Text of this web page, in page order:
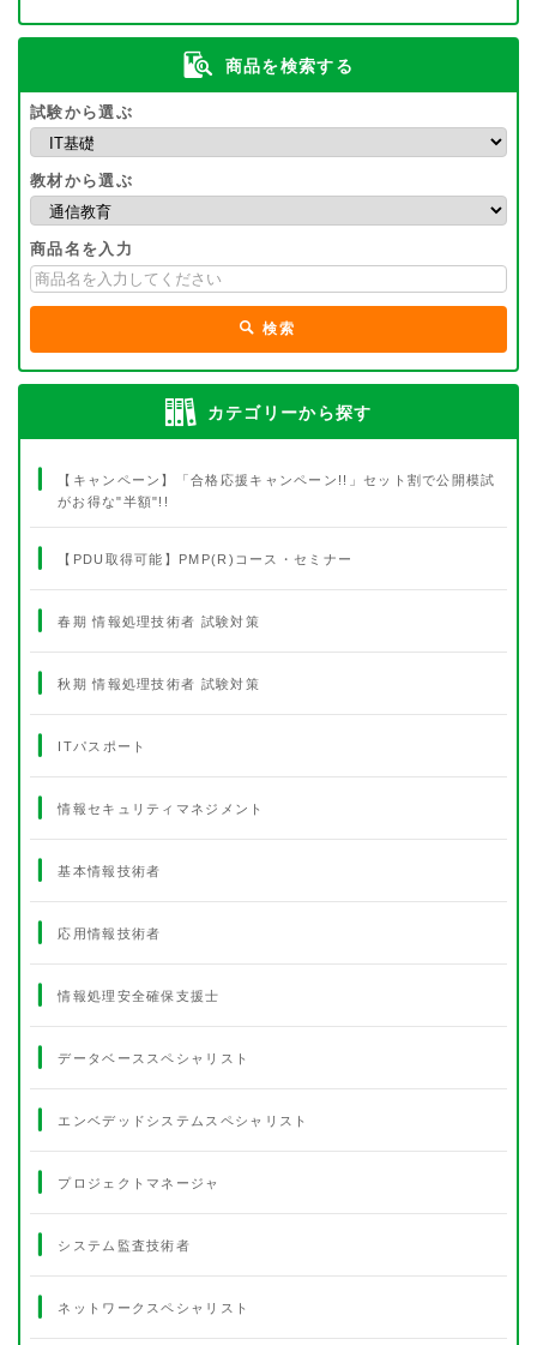
商品を検索する
試験から選ぶ
教材から選ぶ
商品名を入力
検索
カテゴリーから探す
【キャンペーン】「合格応援キャンペーン!!」セット割で公開模試
がお得な"半額"!!
【PDU取得可能】PMP(R)コース・セミナー
春期 情報処理技術者 試験対策
秋期 情報処理技術者 試験対策
ITパスポート
情報セキュリティマネジメント
基本情報技術者
応用情報技術者
情報処理安全確保支援士
データベーススペシャリスト
エンベデッドシステムスペシャリスト
プロジェクトマネージャ
システム監査技術者
ネットワークスペシャリスト